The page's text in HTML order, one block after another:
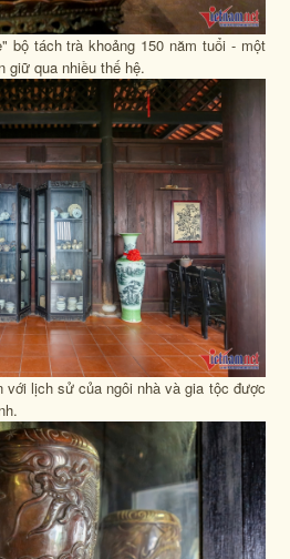
bộ tách trà khoảng 150 năm tuổi - một
giữ qua nhiều thế hệ.
với lịch sử của ngôi nhà và gia tộc được